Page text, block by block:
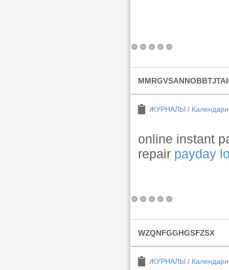
ЖУРНАЛЫ / Календари
online instant
repair payday
WZQNFGGHGSFZSX
ЖУРНАЛЫ / Календари